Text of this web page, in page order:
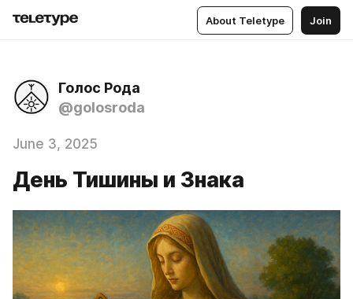
About Teletype Join
Голос Рода
@golosroda
June 3, 2025
День Тишины и Знака